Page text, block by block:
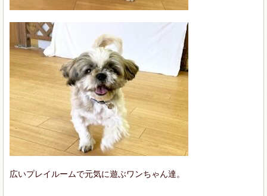
広いプレイルームで元気に遊ぶワンちゃん達。